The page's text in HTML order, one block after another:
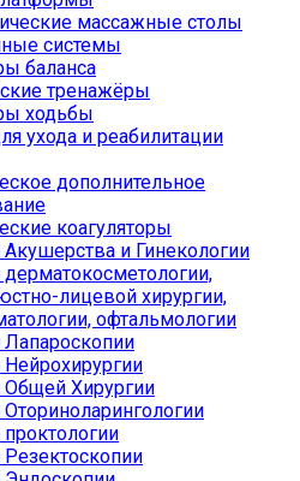
массажные столы
системы
баланса
тренажёры
ходьбы
ухода и реабилитации
дополнительное
коагуляторы
и Гинекологии
лицевой хирургии,
офтальмологии
Хирургии